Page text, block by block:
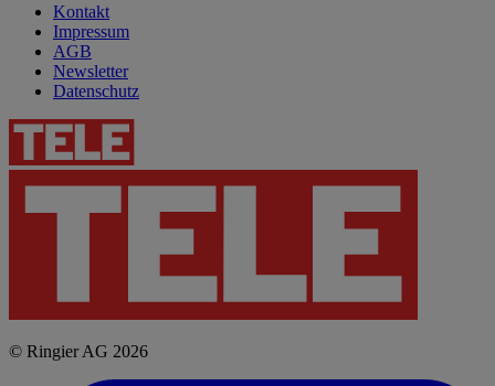
Kontakt
Impressum
AGB
Newsletter
Datenschutz
© Ringier AG 2026